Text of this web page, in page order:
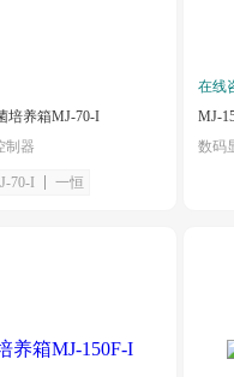
培养箱MJ-70-I
制器
70-I 一恒
在线
MJ-
数码